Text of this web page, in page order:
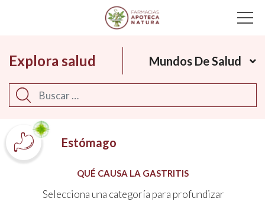
Main Navigation
Explora salud Mundos De Salud
Buscar
Estómago
QUÉ CAUSA LA GASTRITIS
Selecciona una categoría para profundizar